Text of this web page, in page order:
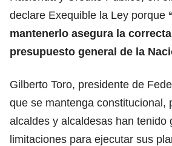
declare Exequible la Ley porque
mantenerlo asegura la
presupuesto general de la
Gilberto Toro, presidente de
que se mantenga constitucional,
alcaldes y alcaldesas han tenido
limitaciones para ejecutar sus